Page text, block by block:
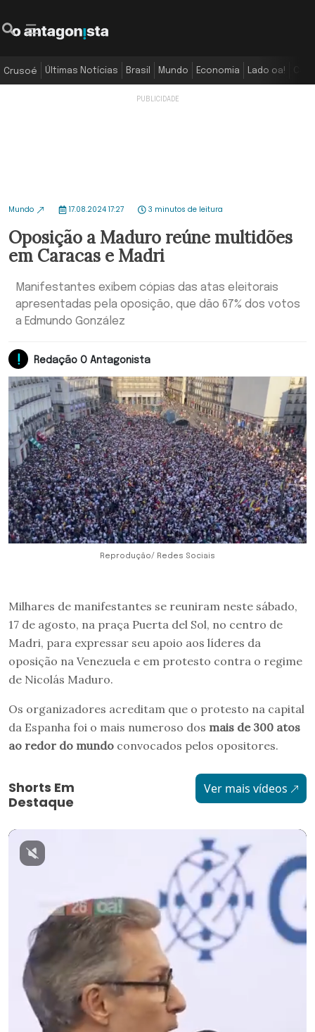
Crusoé Últimas Notícias Brasil Mundo Economia Lado oa!
Mundo 17.08.2024 17:27 3 minutos de leitura
Oposição a Maduro reúne multidões
em Caracas e Madri
Manifestantes exibem cópias das atas eleitorais
apresentadas pela oposição, que dão 67% dos votos
a Edmundo González
Redação O Antagonista
Reprodução/ Redes Sociais
Milhares de manifestantes se reuniram neste sábado,
17 de agosto, na praça Puerta del Sol, no centro de
Madri, para expressar seu apoio aos líderes da
oposição na Venezuela e em protesto contra o regime
de Nicolás Maduro.
Os organizadores acreditam que o protesto na capital
da Espanha foi o mais numeroso dos mais de 300 atos
ao redor do mundo convocados pelos opositores.
Shorts Em
Destaque
Ver mais vídeos